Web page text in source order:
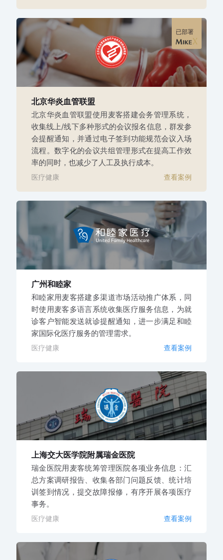
已部署
北京华炎血管联盟
北京华炎血管联盟使用麦客搭建会务管理系统，
收集线上/线下多种形式的会议报名信息，群发参
会提醒通知，并通过电子签到功能规范会议入场
流程。数字化的会议共组管理形式在提高工作效
率的同时，也减少了人工及执行成本。
医疗健康 查看案例
广州和睦家
和睦家用麦客搭建多渠道市场活动推广体系，同
时使用麦客多语言系统收集医疗服务信息，为就
诊客户智能发送就诊提醒通知，进一步满足和睦
家国际化医疗服务的管理需求。
医疗健康 查看案例
上海交大医学院附属瑞金医院
瑞金医院用麦客统筹管理医院各项业务信息：汇
总方案调研报告、收集各部门问题反馈、统计培
训签到情况，提交故障报修，有序开展各项医疗
事务。
医疗健康 查看案例